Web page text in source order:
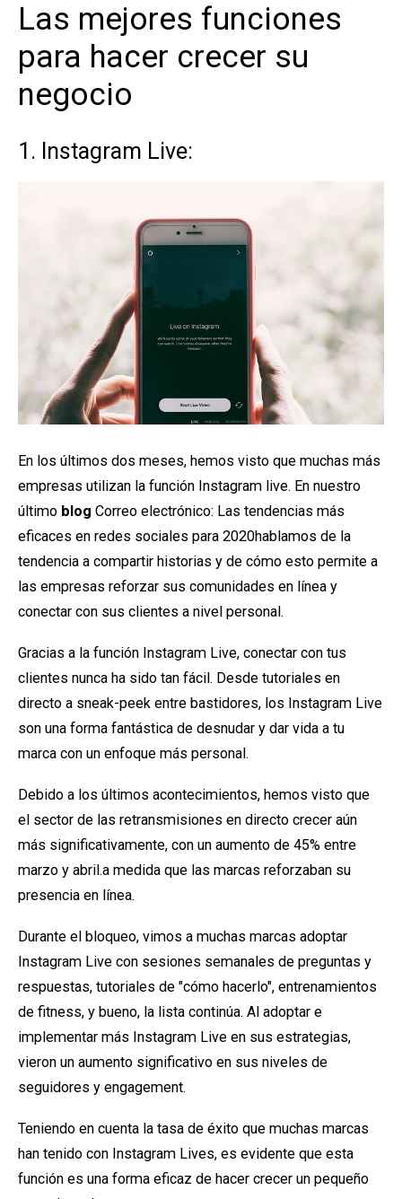
Las mejores funciones
para hacer crecer su
negocio
1. Instagram Live:
En los últimos dos meses, hemos visto que muchas más
empresas utilizan la función Instagram live. En nuestro
último blog Correo electrónico: Las tendencias más
eficaces en redes sociales para 2020hablamos de la
tendencia a compartir historias y de cómo esto permite a
las empresas reforzar sus comunidades en línea y
conectar con sus clientes a nivel personal.
Gracias a la función Instagram Live, conectar con tus
clientes nunca ha sido tan fácil. Desde tutoriales en
directo a sneak-peek entre bastidores, los Instagram Live
son una forma fantástica de desnudar y dar vida a tu
marca con un enfoque más personal.
Debido a los últimos acontecimientos, hemos visto que
el sector de las retransmisiones en directo crecer aún
más significativamente, con un aumento de 45% entre
marzo y abril.a medida que las marcas reforzaban su
presencia en línea.
Durante el bloqueo, vimos a muchas marcas adoptar
Instagram Live con sesiones semanales de preguntas y
respuestas, tutoriales de "cómo hacerlo", entrenamientos
de fitness, y bueno, la lista continúa. Al adoptar e
implementar más Instagram Live en sus estrategias,
vieron un aumento significativo en sus niveles de
seguidores y engagement.
Teniendo en cuenta la tasa de éxito que muchas marcas
han tenido con Instagram Lives, es evidente que esta
función es una forma eficaz de hacer crecer un pequeño